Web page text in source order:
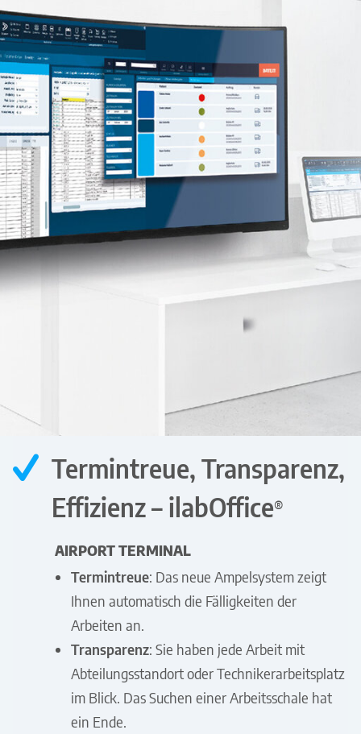
Termintreue, Transparenz,
Effizienz – ilabOffice®
AIRPORT TERMINAL
Termintreue: Das neue Ampelsystem zeigt
Ihnen automatisch die Fälligkeiten der
Arbeiten an.
Transparenz: Sie haben jede Arbeit mit
Abteilungsstandort oder Technikerarbeitsplatz
im Blick. Das Suchen einer Arbeitsschale hat
ein Ende.